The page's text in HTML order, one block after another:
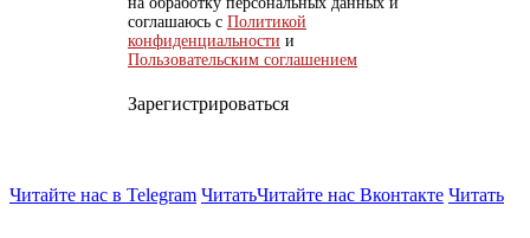
соглашаюсь с Политикой
конфиденциальности и
Пользовательским соглашением
Зарегистрироваться
Читайте нас в Telegram ЧитатьЧитайте нас Вконтакте Читать